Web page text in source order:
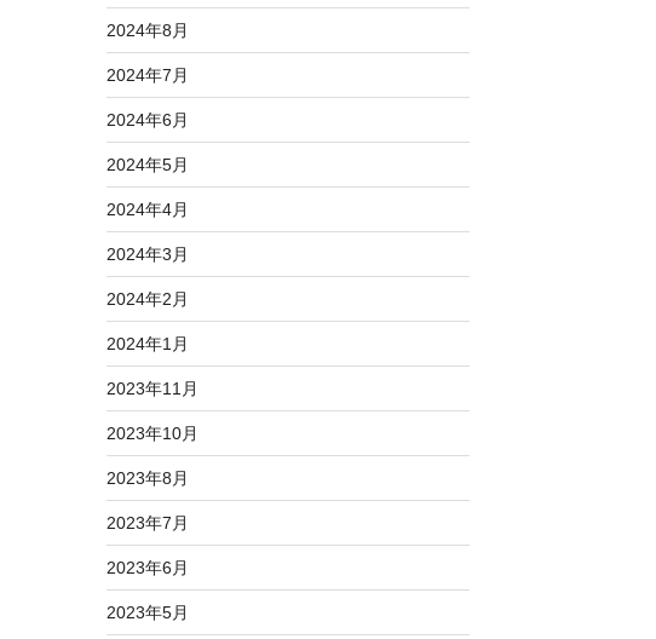
2024年8月
2024年7月
2024年6月
2024年5月
2024年4月
2024年3月
2024年2月
2024年1月
2023年11月
2023年10月
2023年8月
2023年7月
2023年6月
2023年5月